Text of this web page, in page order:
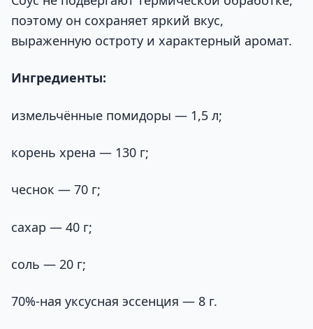
поэтому он сохраняет яркий вкус,
выраженную остроту и характерный аромат.
Ингредиенты:
измельчённые помидоры — 1,5 л;
корень хрена — 130 г;
чеснок — 70 г;
сахар — 40 г;
соль — 20 г;
70%-ная уксусная эссенция — 8 г.